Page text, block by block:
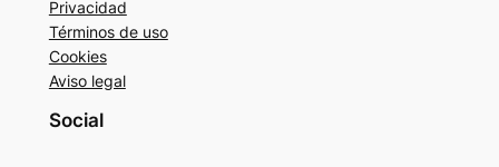
Privacidad
Términos de uso
Cookies
Aviso legal
Social